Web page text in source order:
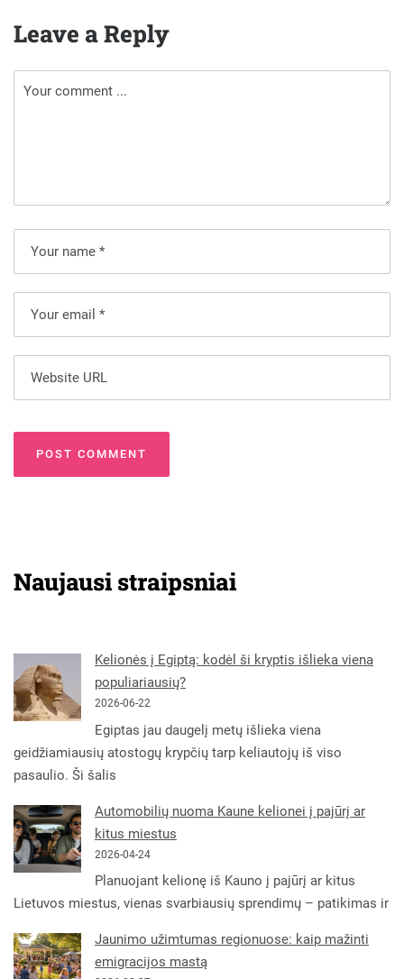
Leave a Reply
Naujausi straipsniai
Kelionės į Egiptą: kodėl ši kryptis išlieka viena
populiariausių?
2026-06-22
Egiptas jau daugelį metų išlieka viena
geidžiamiausių atostogų krypčių tarp keliautojų iš viso
pasaulio. Ši šalis
Automobilių nuoma Kaune kelionei į pajūrį ar
kitus miestus
2026-04-24
Planuojant kelionę iš Kauno į pajūrį ar kitus
Lietuvos miestus, vienas svarbiausių sprendimų – patikimas ir
Jaunimo užimtumas regionuose: kaip mažinti
emigracijos mastą